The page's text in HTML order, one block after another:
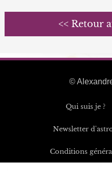
<< Retour
©
Qui suis je ?
Newsletter
Conditions